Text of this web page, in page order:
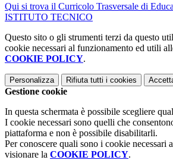
Qui si trova il Curricolo Trasversale di
ISTITUTO TECNICO
Questo sito o gli strumenti terzi da questo
cookie necessari al funzionamento ed utili
COOKIE POLICY.
Personalizza Rifiuta tutti i cookies
Gestione cookie
In questa schermata è possibile scegliere
I cookie necessari sono quelli che
piattaforma e non è possibile disabilitarli.
Per conoscere quali sono i cookie necessari
visionare la COOKIE POLICY.